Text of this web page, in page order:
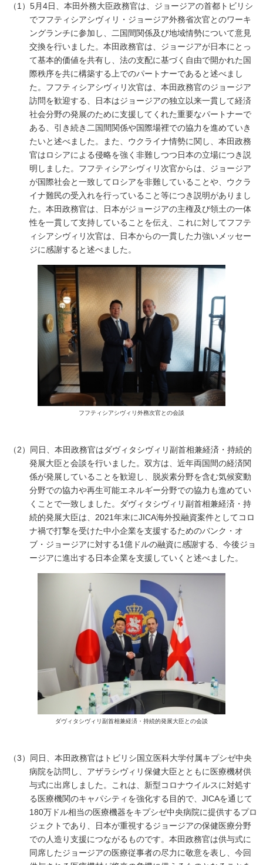
フフティシアシヴィリ外務次官との会談
（1）5月4日、本田外務大臣政務官は、ジョージアの首都トビリシ
でフフティシアシヴィリ・ジョージア外務省次官とのワーキ
ングランチに参加し、二国間関係及び地域情勢について意見
交換を行いました。本田政務官は、ジョージアが日本にとっ
て基本的価値を共有し、法の支配に基づく自由で開かれた国
際秩序を共に構築する上でのパートナーであると述べまし
た。フフティシアシヴィリ次官は、本田政務官のジョージア
訪問を歓迎する、日本はジョージアの独立以来一貫して経済
社会分野の発展のために支援してくれた重要なパートナーで
ある、引き続き二国間関係や国際場裡での協力を進めていき
たいと述べました。また、ウクライナ情勢に関し、本田政務
官はロシアによる侵略を強く非難しつつ日本の立場につき説
明しました。フフティシアシヴィリ次官からは、ジョージア
が国際社会と一致してロシアを非難していることや、ウクラ
イナ難民の受入れを行っていること等につき説明がありまし
た。本田政務官は、日本がジョージアの主権及び領土の一体
性を一貫して支持していることを伝え、これに対してフフテ
ィシアシヴィリ次官は、日本からの一貫した力強いメッセー
ジに感謝すると述べました。
ダヴィタシヴィリ副首相兼経済・持続的発展大臣との会談
（2）同日、本田政務官はダヴィタシヴィリ副首相兼経済・持続的
発展大臣と会談を行いました。双方は、近年両国間の経済関
係が発展していることを歓迎し、脱炭素分野を含む気候変動
分野での協力や再生可能エネルギー分野での協力も進めてい
くことで一致しました。ダヴィタシヴィリ副首相兼経済・持
続的発展大臣は、2021年末にJICA海外投融資案件としてコロ
ナ禍で打撃を受けた中小企業を支援するためのバンク・オ
ブ・ジョージアに対する1億ドルの融資に感謝する、今後ジョ
ージアに進出する日本企業を支援していくと述べました。
（3）同日、本田政務官はトビリシ国立医科大学付属キプシゼ中央
病院を訪問し、アザラシヴィリ保健大臣とともに医療機材供
与式に出席しました。これは、新型コロナウイルスに対処す
る医療機関のキャパシティを強化する目的で、JICAを通じて
180万ドル相当の医療機器をキプシゼ中央病院に提供するプロ
ジェクトであり、日本が重視するジョージアの保健医療分野
での人造り支援につながるものです。本田政務官は供与式に
同席したジョージアの医療従事者の尽力に敬意を表し、今回